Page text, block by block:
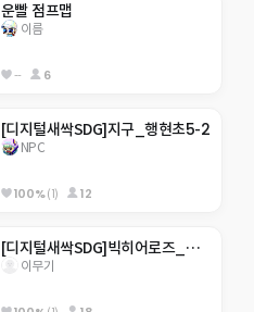
운빨 점프맵
이름
-- 6
[디지털새싹SDG]지구_행현초5-2
NPC
100%(1) 12
[디지털새싹SDG]빅히어로즈_제주한라대_310호_미래에서 온 점프맵
이무기